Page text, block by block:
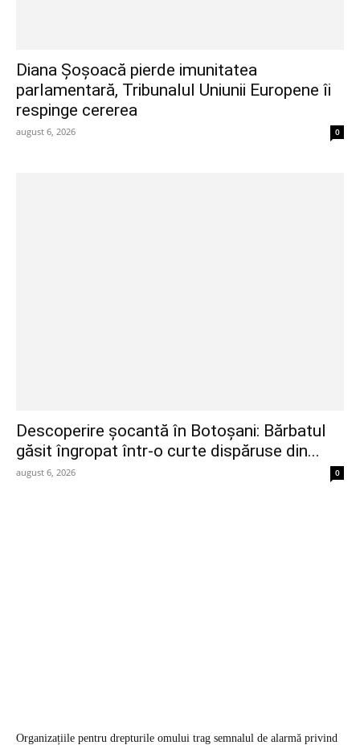
Diana Șoșoacă pierde imunitatea
parlamentară, Tribunalul Uniunii Europene îi
respinge cererea
august 6, 2026 0
Descoperire șocantă în Botoșani: Bărbatul
găsit îngropat într-o curte dispăruse din...
august 6, 2026 0
Organizațiile pentru drepturile omului trag semnalul de alarmă privind